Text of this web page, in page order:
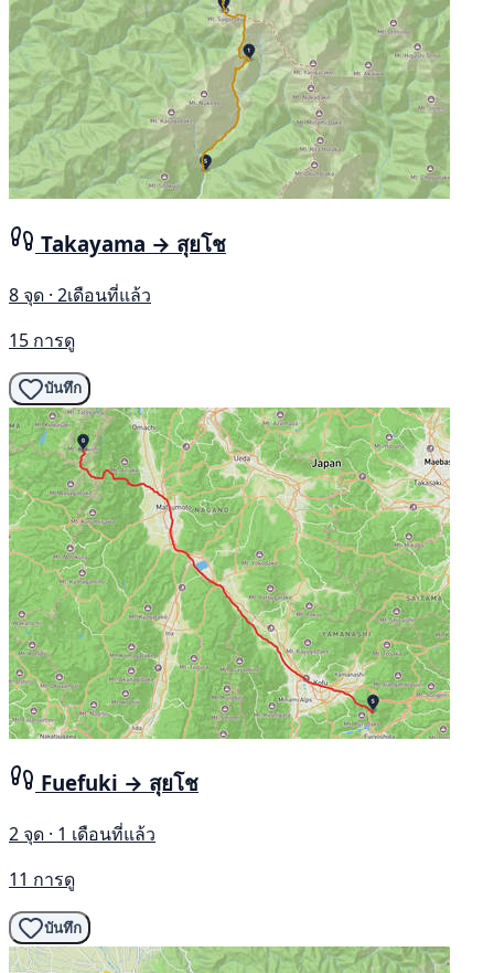
Takayama → สุยโช
8 จุด · 2เดือนที่แล้ว
15 การดู
บันทึก
Fuefuki → สุยโช
2 จุด · 1 เดือนที่แล้ว
11 การดู
บันทึก